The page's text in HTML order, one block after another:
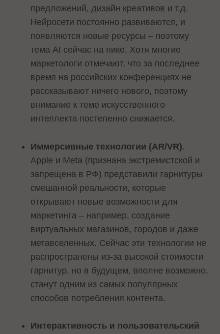
предложений, дизайн креативов и т.д.
Нейросети постоянно развиваются, и
появляются новые ресурсы – поэтому
тема AI сейчас на пике. Хотя многие
маркетологи отмечают, что за последнее
время на российских конференциях не
рассказывают ничего нового, поэтому
внимание к теме искусственного
интеллекта постепенно снижается.
Иммерсивные технологии (AR/VR).
Apple и Meta (признана экстремистской и
запрещена в РФ) представили гарнитуры
смешанной реальности, которые
открывают новые возможности для
маркетинга – например, создание
виртуальных магазинов, городов и даже
метавселенных. Сейчас эти технологии не
распространены из-за высокой стоимости
гарнитур, но в будущем, вполне возможно,
станут одним из самых популярных
способов потребления контента.
Интерактивность и пользовательский